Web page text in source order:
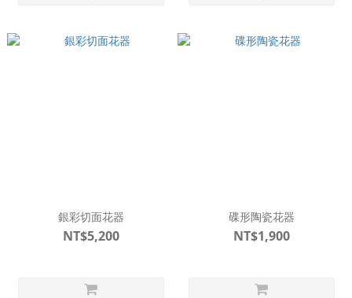
銀彩切面花器
NT$5,200
碟形陶瓷花器
NT$1,900